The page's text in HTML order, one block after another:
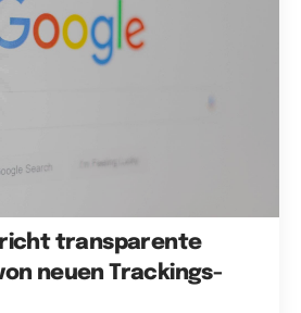
transparente
neuen Trackings-